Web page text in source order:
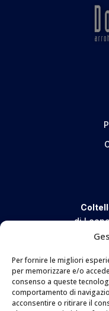
Per fornire le migliori
per memorizzare e/o
consenso a queste
comportamento di
acconsentire o ritirare il
di
Via Giovanni
Telefono e
Email: